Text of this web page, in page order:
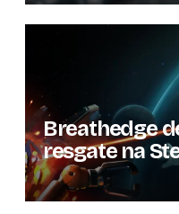
Breathedge
resgate na
limitado